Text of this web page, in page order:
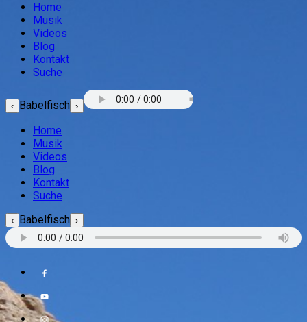
Home
Musik
Videos
Blog
Kontakt
Suche
‹ Babelfisch ›
Home
Musik
Videos
Blog
Kontakt
Suche
‹ Babelfisch ›